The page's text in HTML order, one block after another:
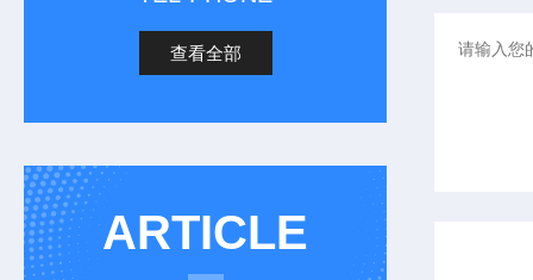
查看全部
ARTICLE